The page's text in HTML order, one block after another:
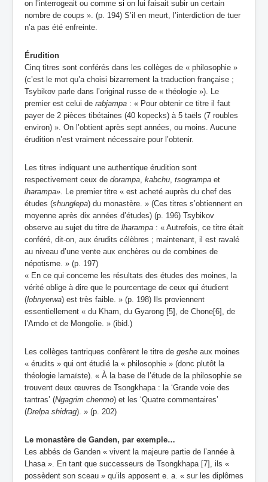
on l’interrogeait ou comme si on lui faisait subir un certain
nombre de coups ». (p. 194) S’il en meurt, l’interdiction de tuer
n’a pas été enfreinte.
Érudition
Cinq titres sont conférés dans les collèges de « philosophie »
(c’est le mot qu’a choisi bizarrement la traduction française ;
Tsybikov parle dans l’original russe de « théologie »). Le
premier est celui de rabjampa : « Pour obtenir ce titre il faut
payer de 2 pièces tibétaines (40 kopecks) à 5 taёls (7 roubles
environ) ». On l’obtient après sept années, ou moins. Aucune
érudition n’est vraiment nécessaire pour l’obtenir.
Les titres indiquant une authentique érudition sont
respectivement ceux de dorampa, kabchu, tsogrampa et
lharampa». Le premier titre « est acheté auprès du chef des
études (shunglepa) du monastère. » (Ces titres s’obtiennent en
moyenne après dix années d’études) (p. 196) Tsybikov
observe au sujet du titre de lharampa : « Autrefois, ce titre était
conféré, dit-on, aux érudits célèbres ; maintenant, il est ravalé
au niveau d’une vente aux enchères ou de combines de
népotisme. » (p. 197)
« En ce qui concerne les résultats des études des moines, la
vérité oblige à dire que le pourcentage de ceux qui étudient
(lobnyerwa) est très faible. » (p. 198) Ils proviennent
essentiellement « du Kham, du Gyarong [5], de Chone[6], de
l’Amdo et de Mongolie. » (ibid.)
Les collèges tantriques confèrent le titre de geshe aux moines
« érudits » qui ont étudié la « philosophie » (donc plutôt la
théologie lamaïste). « À la base de l’étude de la philosophie se
trouvent deux œuvres de Tsongkhapa : la ‘Grande voie des
tantras’ (Ngagrim chenmo) et les ‘Quatre commentaires’
(Drelpa shidrag). » (p. 202)
Le monastère de Ganden, par exemple…
Les abbés de Ganden « vivent la majeure partie de l’année à
Lhasa ». En tant que successeurs de Tsongkhapa [7], ils «
possèdent son sceau » qu’ils apposent e. a. « sur les diplômes